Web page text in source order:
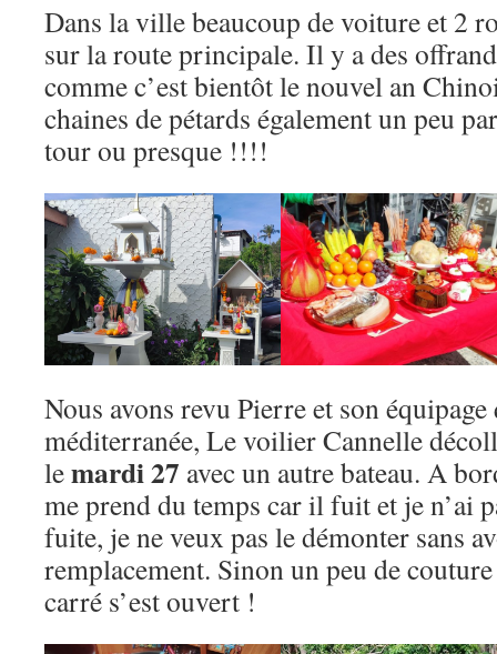
Dans la ville beaucoup de voiture et 2
sur la route principale. Il y a des
comme c’est bientôt le nouvel an
chaines de pétards également un peu
tour ou presque !!!!
Nous avons revu Pierre et son
méditerranée, Le voilier Cannelle
lemardi 27 avec un autre bateau. A
me prend du temps car il fuit et je n’ai
fuite, je ne veux pas le démonter sans
remplacement. Sinon un peu de
carré s’est ouvert !